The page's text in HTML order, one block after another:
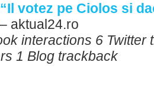
votez pe Ciolos si
– aktual24.ro
interactions 6 Twitter
1 Blog trackback